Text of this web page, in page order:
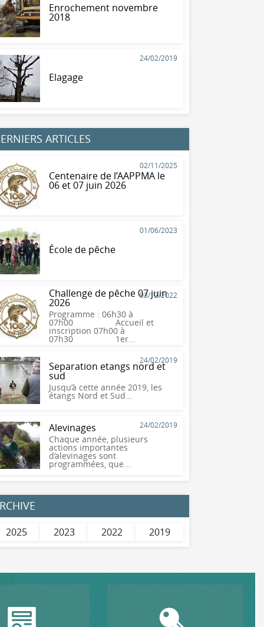
Enrochement novembre
2018
24/02/2019
Elagage
ARTICLES
02/11/2025
Centenaire de l’AAPPMA le
06 et 07 juin 2026
01/06/2023
École de pêche
03/12/2022
Challenge de pêche 07 juin
2026
Programme : 06h30 à
07h00 Accueil et
inscription 07h00 à
07h30 1er...
24/02/2019
Separation etangs nord et
sud
Jusqu’à cette année 2019, les
étangs Nord et Sud...
24/02/2019
Alevinages
Chaque année, plusieurs
actions importantes
d’alevinages sont
programmées, que...
2025 2023 2022 2019